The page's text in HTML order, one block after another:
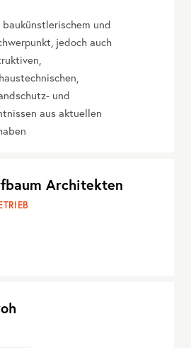
und
jedoch auch
und
aus aktuellen
Architekten